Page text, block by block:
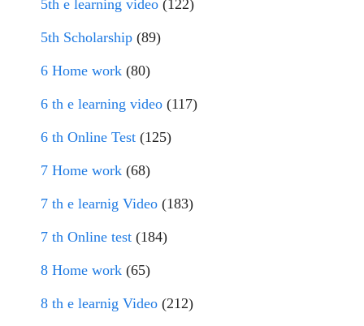
5th e learning video (122)
5th Scholarship (89)
6 Home work (80)
6 th e learning video (117)
6 th Online Test (125)
7 Home work (68)
7 th e learnig Video (183)
7 th Online test (184)
8 Home work (65)
8 th e learnig Video (212)